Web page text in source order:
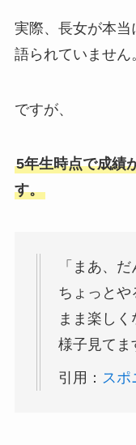
実際、長女が本
語られていません
ですが、
5年生時点で成績
す。
「まあ、
ちょっとや
まま楽し
様子見てま
引用： スポ